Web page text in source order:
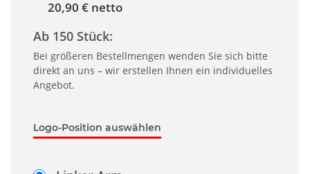
20,90 € netto
Ab 150 Stück:
Bei größeren Bestellmengen wenden Sie sich bitte
direkt an uns – wir erstellen Ihnen ein individuelles
Angebot.
Logo-Position auswählen